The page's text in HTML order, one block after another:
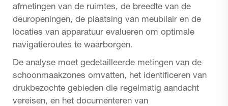
afmetingen van de ruimtes, de breedte van de
deuropeningen, de plaatsing van meubilair en de
locaties van apparatuur evalueren om optimale
navigatieroutes te waarborgen.
De analyse moet gedetailleerde metingen van de
schoonmaakzones omvatten, het identificeren van
drukbezochte gebieden die regelmatig aandacht
vereisen, en het documenteren van